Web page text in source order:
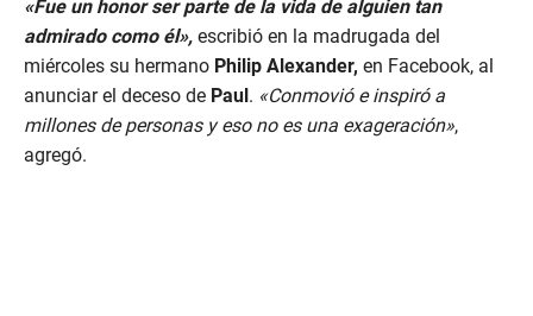
o
n
s
o
f
5
3
s
«Fue un honor ser parte de la vida de alguien tan
admirado como él», escribió en la madrugada del
miércoles su hermano Philip Alexander, en Facebook, al
anunciar el deceso de Paul. «Conmovió e inspiró a
millones de personas y eso no es una exageración»,
agregó.